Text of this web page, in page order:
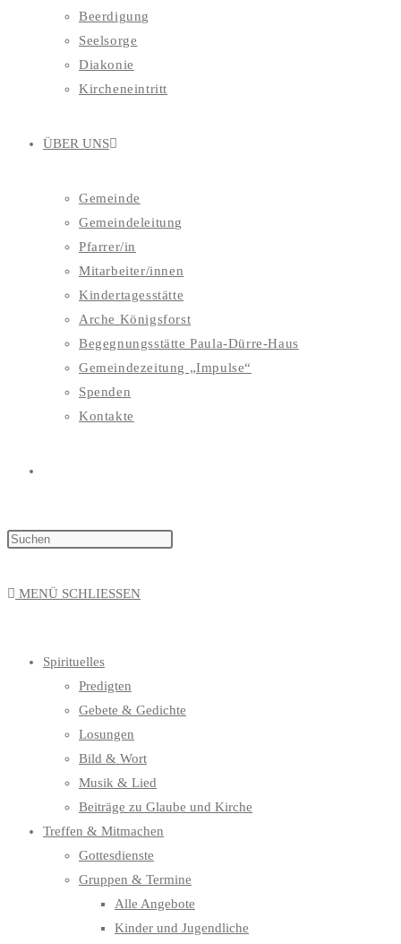
Beerdigung
Seelsorge
Diakonie
Kircheneintritt
ÜBER UNS
Gemeinde
Gemeindeleitung
Pfarrer/in
Mitarbeiter/innen
Kindertagesstätte
Arche Königsforst
Begegnungsstätte Paula-Dürre-Haus
Gemeindezeitung „Impulse“
Spenden
Kontakte
MENÜ SCHLIESSEN
Spirituelles
Predigten
Gebete & Gedichte
Losungen
Bild & Wort
Musik & Lied
Beiträge zu Glaube und Kirche
Treffen & Mitmachen
Gottesdienste
Gruppen & Termine
Alle Angebote
Kinder und Jugendliche